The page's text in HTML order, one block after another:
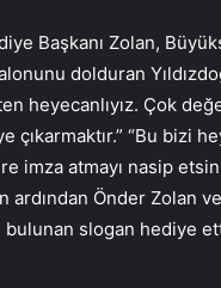
Başkanı Zolan,
dolduran
heyecanlıyız. Çok
“Bu bizi
imza atmayı nasip
ardından Önder Zolan
slogan hediye